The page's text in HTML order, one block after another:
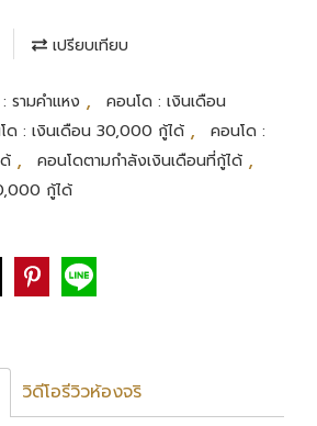
เปรียบเทียบ
รามคำแหง ,
คอนโด : เงินเดือน
ด : เงินเดือน 30,000 กู้ได้ ,
คอนโด :
, คอนโดตามกำลังเงินเดือนที่กู้ได้ ,
กู้ได้
วิดีโอรีวิวห้องจริ